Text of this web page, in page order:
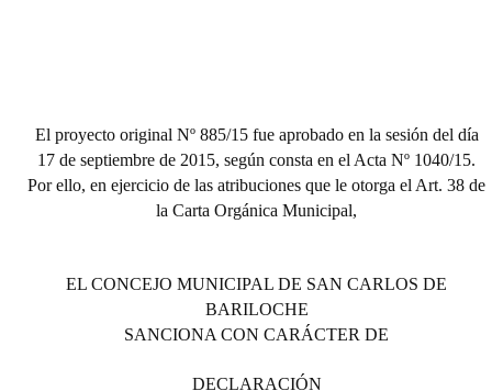
El proyecto original Nº 885/15 fue aprobado en la sesión del día
17 de septiembre de 2015, según consta en el Acta Nº 1040/15.
Por ello, en ejercicio de las atribuciones que le otorga el Art. 38 de
la Carta Orgánica Municipal,
EL CONCEJO MUNICIPAL DE SAN CARLOS DE
BARILOCHE
SANCIONA CON CARÁCTER DE
DECLARACIÓN